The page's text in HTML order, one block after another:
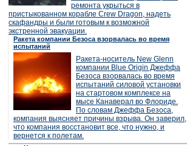
ремонта укрыться в
пристыкованном корабле Crew Dragon, надеть
скафандры и были готовым к возможной
экстренной эвакуации.
Ракета компании Безоса взорвалась во время
испытаний
Ракета-носитель New Glenn
компании Blue Origin Джеффа
Безоса взорвалась во время
испытаний силовой установки
на стартовом комплексе на
мысе Канаверал во Флориде.
По словам Джеффа Безоса,
компания выясняет причины взрыва. Он заверил,
что компания восстановит все, что нужно, и
вернется к полетам.